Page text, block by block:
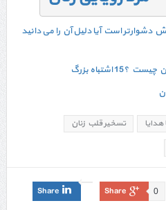
دشوارتر است آیا دلیل آن را می دانید
اشتباه بزرگ
تسخیر قلب زنان
Share 0
Share